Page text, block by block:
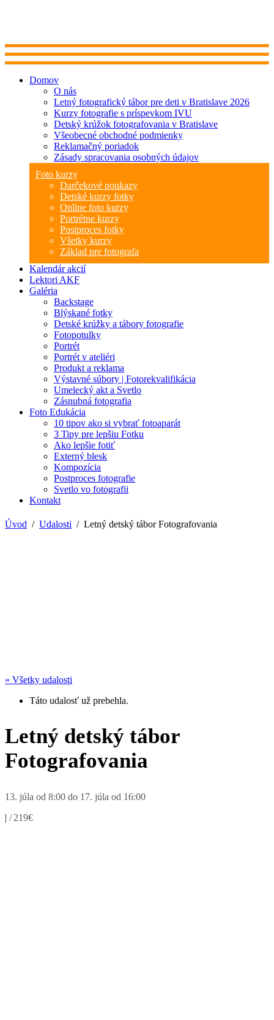
Domov
O nás
Letný fotografický tábor pre deti v Bratislave 2026
Kurzy fotografie s príspevkom IVU
Detský krúžok fotografovania v Bratislave
Všeobecné obchodné podmienky
Reklamačný poriadok
Zásady spracovania osobných údajov
Foto kurzy
Darčekové poukazy
Detské kurzy fotky
Online foto kurzy
Portrétne kurzy
Postproces fotky
Všetky kurzy
Základ pre fotografa
Kalendár akcií
Lektori AKF
Galéria
Backstage
Blýskané fotky
Detské krúžky a tábory fotografie
Fotopotulky
Portrét
Portrét v ateliéri
Produkt a reklama
Výstavné súbory | Fotorekvalifikácia
Umelecký akt a Svetlo
Zásnubná fotografia
Foto Edukácia
10 tipov ako si vybrať fotoaparát
3 Tipy pre lepšiu Fotku
Ako lepšie fotiť
Externý blesk
Kompozícia
Postproces fotografie
Svetlo vo fotografii
Kontakt
Úvod Udalosti Letný detský tábor Fotografovania
« Všetky udalosti
Táto udalosť už prebehla.
Letný detský tábor
Fotografovania
13. júla od 8:00 do 17. júla od 16:00
|
219€